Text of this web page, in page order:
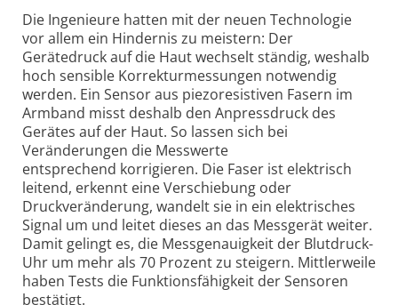
Die Ingenieure hatten mit der neuen Technologie
vor allem ein Hindernis zu meistern: Der
Gerätedruck auf die Haut wechselt ständig, weshalb
hoch sensible Korrekturmessungen notwendig
werden. Ein Sensor aus piezoresistiven Fasern im
Armband misst deshalb den Anpressdruck des
Gerätes auf der Haut. So lassen sich bei
Veränderungen die Messwerte
entsprechend korrigieren. Die Faser ist elektrisch
leitend, erkennt eine Verschiebung oder
Druckveränderung, wandelt sie in ein elektrisches
Signal um und leitet dieses an das Messgerät weiter.
Damit gelingt es, die Messgenauigkeit der Blutdruck-
Uhr um mehr als 70 Prozent zu steigern. Mittlerweile
haben Tests die Funktionsfähigkeit der Sensoren
bestätigt.